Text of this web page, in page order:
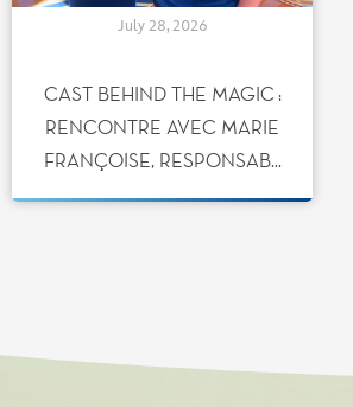
July 28, 2026
CAST BEHIND THE MAGIC :
RENCONTRE AVEC MARIE
FRANÇOISE, RESPONSAB...